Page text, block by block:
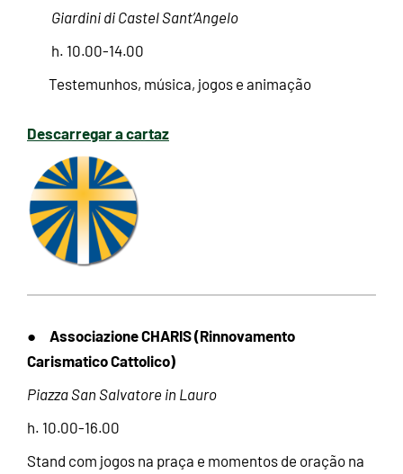
Giardini di Castel Sant’Angelo
h. 10.00-14.00
Testemunhos, música, jogos e animação
Descarregar a cartaz
● Associazione CHARIS (Rinnovamento
Carismatico Cattolico)
Piazza San Salvatore in Lauro
h. 10.00-16.00
Stand com jogos na praça e momentos de oração na